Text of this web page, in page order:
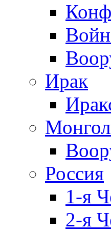
Ирак
Россия
1-я
2-я